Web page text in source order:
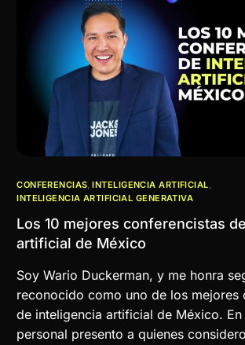
CONFERENCIAS,INTELIGENCIA ARTIFICIAL,
INTELIGENCIA ARTIFICIAL GENERATIVA
Los 10 mejores conferencistas
artificial de México
Soy Wario Duckerman, y me honra
reconocido como uno de los mejores
de inteligencia artificial de México. En
personal presento a quienes